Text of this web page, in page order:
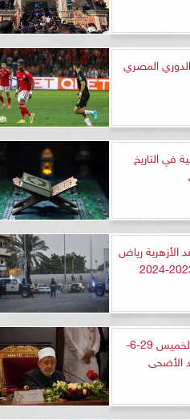
المصري
في التاريخ
الأزهرية رياض
موعد أذان الظهر اليوم الخميس 29-6-